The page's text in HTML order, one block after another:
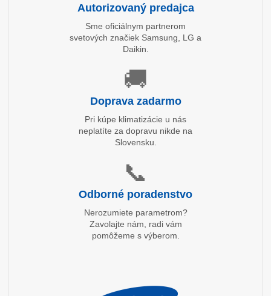
Autorizovaný predajca
Sme oficiálnym partnerom
svetových značiek Samsung, LG a
Daikin.
🚚
Doprava zadarmo
Pri kúpe klimatizácie u nás
neplatíte za dopravu nikde na
Slovensku.
📞
Odborné poradenstvo
Nerozumiete parametrom?
Zavolajte nám, radi vám
pomôžeme s výberom.